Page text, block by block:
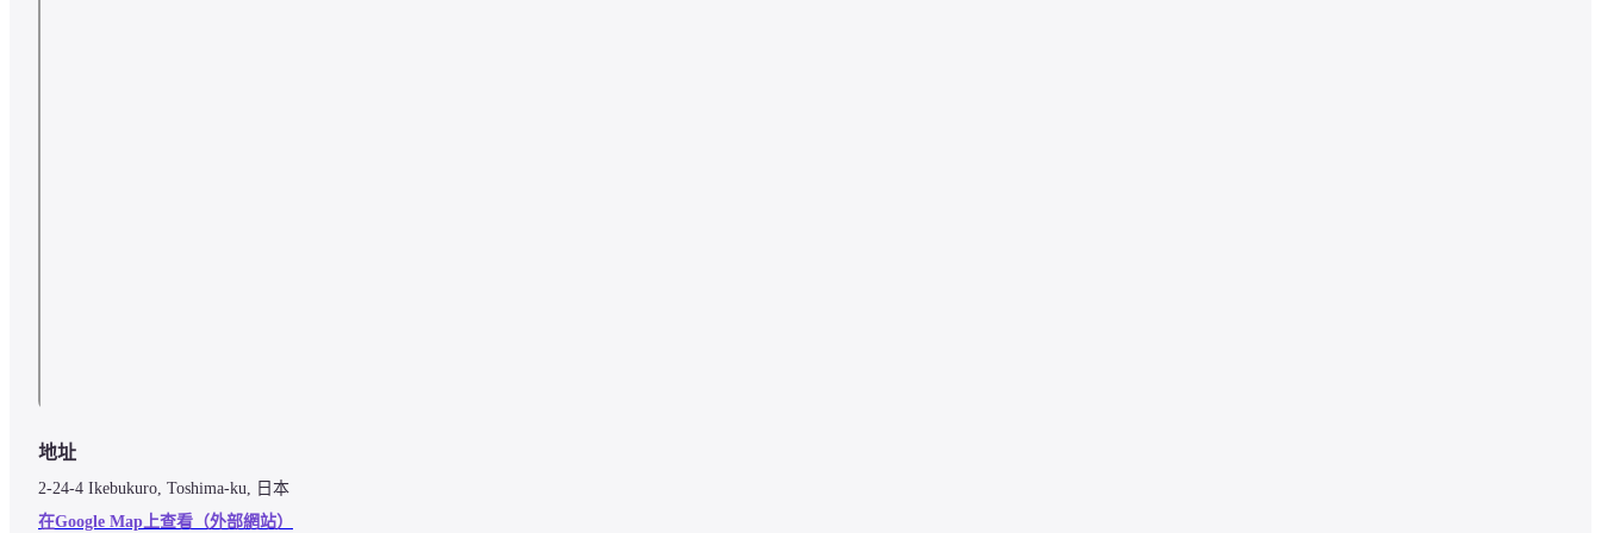
地址
2-24-4 Ikebukuro, Toshima-ku, 日本
在Google Map上查看（外部網站）